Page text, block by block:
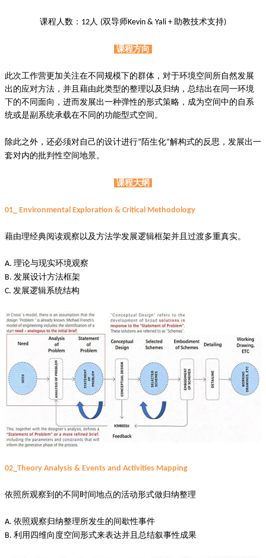
课程人数： 12 人 (双导师 Kevin & Yali + 助教技术支持)
课程方向
此次工作营更加关注在不同规模下的群体，对于环境空间所自然发展
出的应对方法，并且藉由此类型的整理以及归纳，总结出在同一环境
下的不同面向，进而发展出一种弹性的形式策略，成为空间中的自系
统或是副系统承载在不同的功能型式空间。
除此之外，还必须对自己的设计进行” 陌生化”解构式的反思，发展出一
套对内的批判性空间地景。
课程大纲
01_ Environmental Exploration & Critical Methodology
藉由理经典阅读观察以及方法学发展逻辑框架并且过渡多重真实。
A. 理论与现实环境观察
B. 发展设计方法框架
C. 发展逻辑系统结构
02_Theory Analysis & Events and Activities Mapping
依照所观察到的不同时间地点的活动形式做归纳整理
A. 依照观察归纳整理所发生的间歇性事件
B. 利用四维向度空间形式来表达并且总结叙事性成果